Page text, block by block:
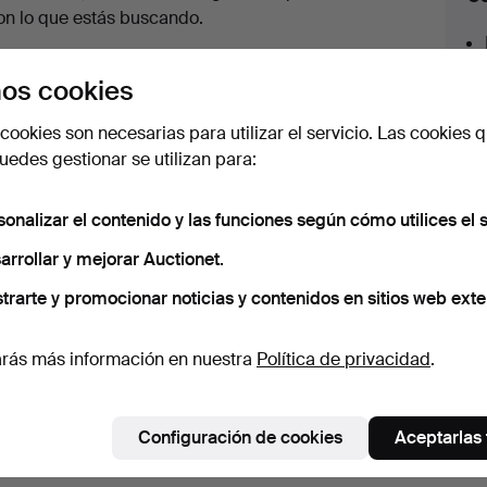
lo que estás buscando.
tan pronto como dispongamos del lote.
archivo que coinciden con tu
cookies
son necesarias para utilizar el servicio. Las cookies
gestionar se utilizan para:
el contenido y las funciones según cómo utilices el
y mejorar Auctionet.
y promocionar noticias y contenidos en sitios web
más información en nuestra Política de privacidad.
Configuración de cookies Aceptarlas